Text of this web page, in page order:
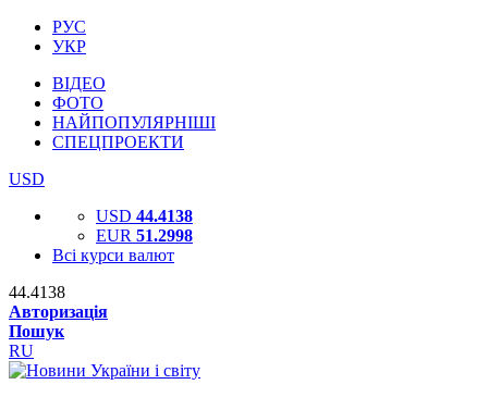
РУС
УКР
ВІДЕО
ФОТО
НАЙПОПУЛЯРНІШІ
СПЕЦПРОЕКТИ
USD
USD 44.4138
EUR 51.2998
Всі курси валют
44.4138
Авторизація
Пошук
RU